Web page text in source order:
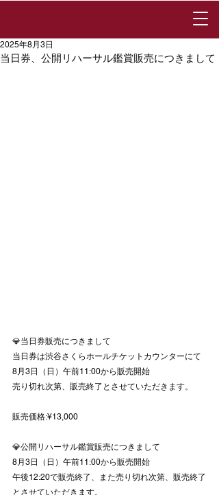
当日券、公開リハーサル鑑賞販売につきまして
2025年8月3日
💎当日券販売につきまして
当日券は渋谷さくらホールチケットカウンターにて
8月3日（日）午前11:00から販売開始
売り切れ次第、販売終了とさせていただきます。
販売価格:¥13,000
💎公開リハーサル鑑賞販売につきまして
8月3日（日）午前11:00から販売開始
午後12:20で販売終了、また売り切れ次第、販売終了
とさせていただきます。